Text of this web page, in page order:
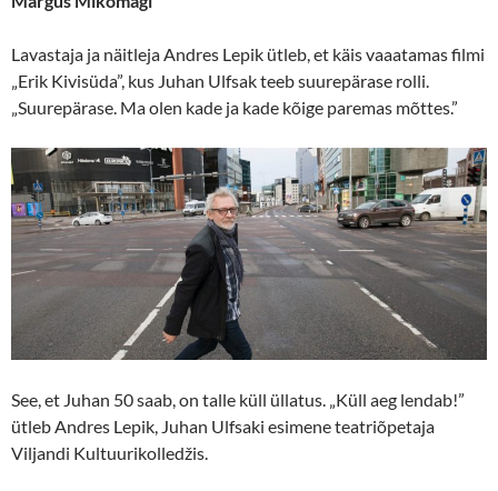
Lavastaja ja näitleja Andres Lepik ütleb, et käis vaaatamas filmi
„Erik Kivisüda”, kus Juhan Ulfsak teeb suurepärase rolli.
„Suurepärase. Ma olen kade ja kade kõige paremas mõttes.”
See, et Juhan 50 saab, on talle küll üllatus. „Küll aeg lendab!”
ütleb Andres Lepik, Juhan Ulfsaki esimene teatriõpetaja
Viljandi Kultuurikolledžis.